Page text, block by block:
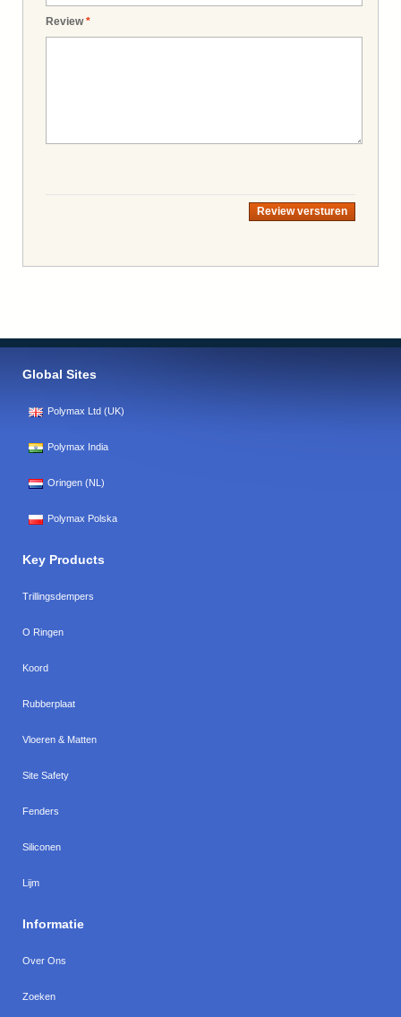
*
Review
Review versturen
Global Sites
Polymax Ltd (UK)
Polymax India
Oringen (NL)
Polymax Polska
Key Products
Trillingsdempers
O Ringen
Koord
Rubberplaat
Vloeren & Matten
Site Safety
Fenders
Siliconen
Lijm
Informatie
Over Ons
Zoeken